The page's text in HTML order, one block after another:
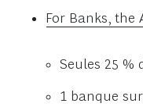
For Banks, the
Seules 25
1 banque